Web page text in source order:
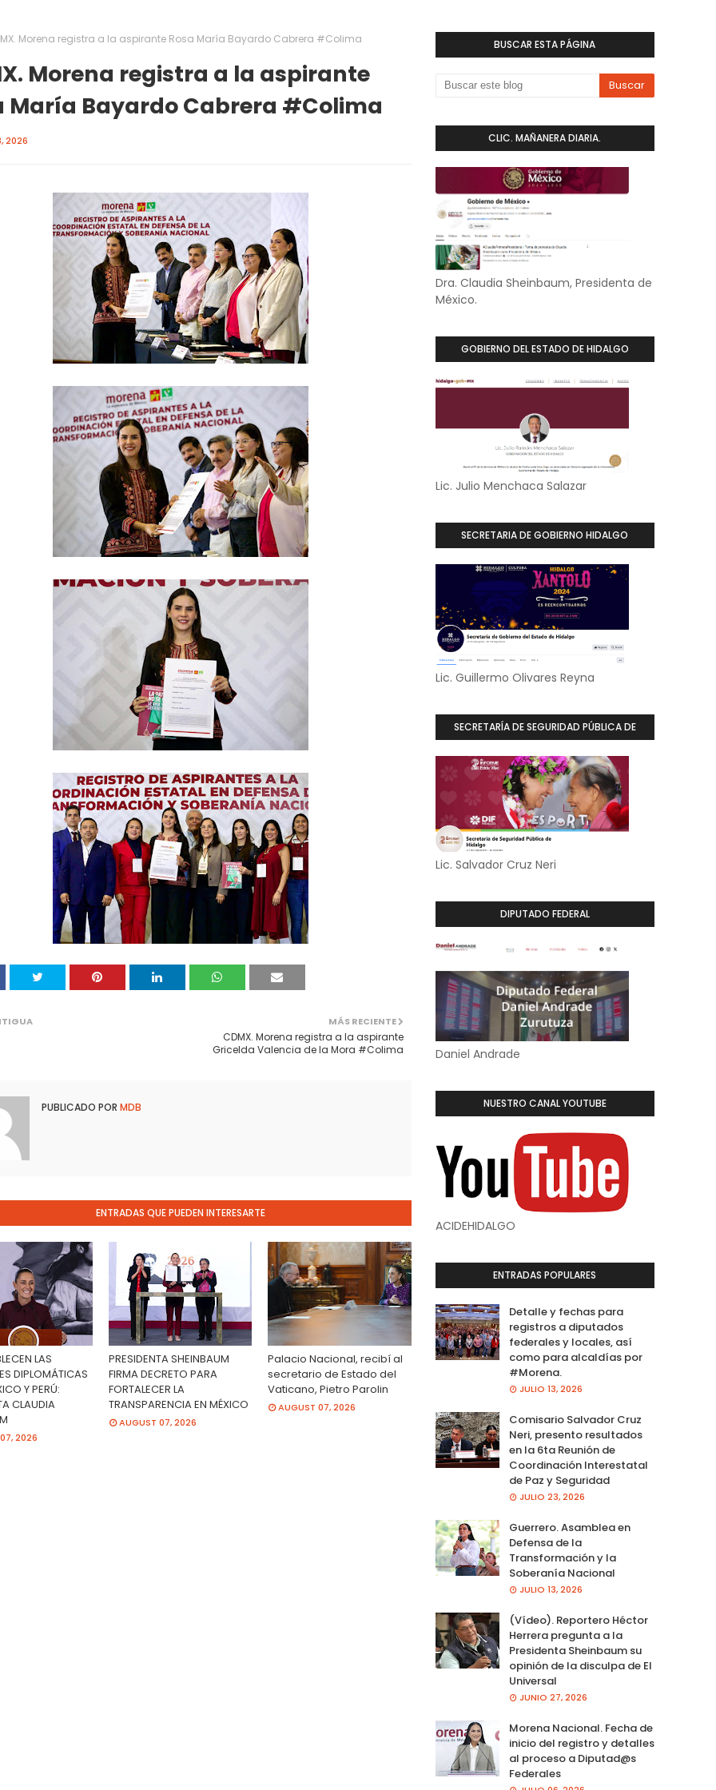
Morena registra a la aspirante Rosa María Bayardo Cabrera #Colima
Morena registra a la aspirante
María Bayardo Cabrera #Colima
2026
MÁS RECIENTE
CDMX. Morena registra a la aspirante
Gricelda Valencia de la Mora #Colima
PUBLICADO POR MDB
ENTRADAS QUE PUEDEN INTERESARTE
LAS
DIPLOMÁTICAS
Y PERÚ:
CLAUDIA
2026
PRESIDENTA SHEINBAUM
FIRMA DECRETO PARA
FORTALECER LA
TRANSPARENCIA EN MÉXICO
AUGUST 07, 2026
Palacio Nacional, recibí al
secretario de Estado del
Vaticano, Pietro Parolin
AUGUST 07, 2026
BUSCAR ESTA PÁGINA
CLIC. MAÑANERA DIARIA.
Dra. Claudia Sheinbaum, Presidenta de
México.
GOBIERNO DEL ESTADO DE HIDALGO
Lic. Julio Menchaca Salazar
SECRETARIA DE GOBIERNO HIDALGO
Lic. Guillermo Olivares Reyna
SECRETARÍA DE SEGURIDAD PÚBLICA DE
Lic. Salvador Cruz Neri
DIPUTADO FEDERAL
Daniel Andrade
NUESTRO CANAL YOUTUBE
ACIDEHIDALGO
ENTRADAS POPULARES
Detalle y fechas para
registros a diputados
federales y locales, así
como para alcaldías por
#Morena.
JULIO 13, 2026
Comisario Salvador Cruz
Neri, presento resultados
en la 6ta Reunión de
Coordinación Interestatal
de Paz y Seguridad
JULIO 23, 2026
Guerrero. Asamblea en
Defensa de la
Transformación y la
Soberanía Nacional
JULIO 13, 2026
(Vídeo). Reportero Héctor
Herrera pregunta a la
Presidenta Sheinbaum su
opinión de la disculpa de El
Universal
JUNIO 27, 2026
Morena Nacional. Fecha de
inicio del registro y detalles
al proceso a Diputad@s
Federales